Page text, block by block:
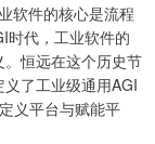
软件的核心是流程
时代，工业软件的
。恒远在这个历史节
了工业级通用AGI
义平台与赋能平